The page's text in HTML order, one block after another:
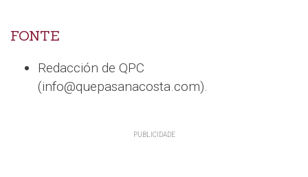
FONTE
Redacción de QPC
(info@quepasanacosta.com).